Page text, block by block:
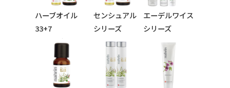
ハーブオイル
33+7
シリーズ
センシュアル
シリーズ
エーデルワイス
シリーズ